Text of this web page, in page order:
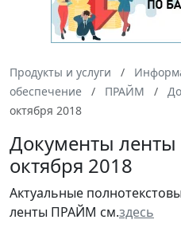
Продукты и услуги
обеспечение
ПРАЙМ
октября 2018
Документы
октября 2018
Актуальные
ленты ПРАЙМ см.здесь